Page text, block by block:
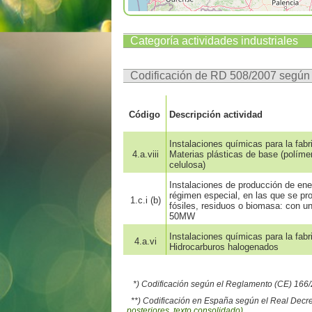
Categoría actividades industriales
Codificación de RD 508/2007
Código Descripción actividad
4.a.viii
Instalaciones químicas para la
Materias plásticas de base
celulosa)
1.c.i (b)
Instalaciones de producción de
régimen especial, en las que se
fósiles, residuos o biomasa: con
50MW
4.a.vi
Instalaciones químicas para la
Hidrocarburos halogenados
*) Codificación según el Reglamento (CE)
**) Codificación en España según el Real